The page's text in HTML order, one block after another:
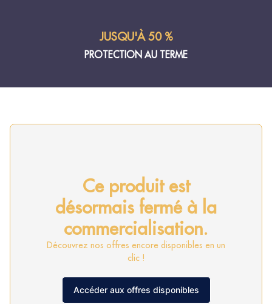
JUSQU'À 50 %
PROTECTION AU TERME
Ce produit est
désormais fermé à la
commercialisation.
Découvrez nos offres encore disponibles en un
clic !
Accéder aux offres disponibles